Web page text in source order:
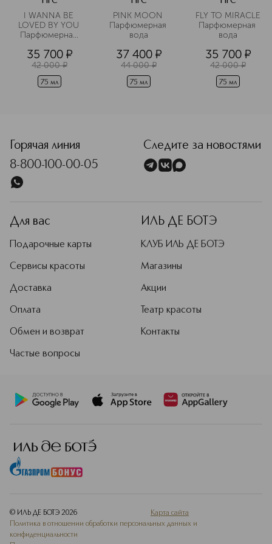
I WANNA BE
LOVED BY YOU
Парфюмерная
35 700 ¤
42 000 ¤
75 мл
PINK MOON
Парфюмерная
вода
37 400 ¤
44 000 ¤
75 мл
FLY TO MIRACLE
Парфюмерная
вода
35 700 ¤
42 000 ¤
75 мл
Горячая линия
8-800-100-00-05
Следите за новостями
Для вас
Подарочные карты
Сервисы красоты
Доставка
Оплата
Обмен и возврат
Частые вопросы
ИЛЬ ДЕ БОТЭ
КЛУБ ИЛЬ ДЕ БОТЭ
Магазины
Акции
Театр красоты
Контакты
© ИЛЬ ДЕ БОТЭ 2026
Карта сайта
Политика в отношении обработки персональных данных и
конфиденциальности